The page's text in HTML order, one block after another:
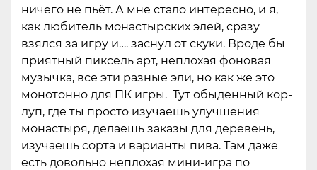
ничего не пьёт. А мне стало интересно, и я,
как любитель монастырских элей, сразу
взялся за игру и…. заснул от скуки. Вроде бы
приятный пиксель арт, неплохая фоновая
музычка, все эти разные эли, но как же это
монотонно для ПК игры. Тут обыденный кор-
луп, где ты просто изучаешь улучшения
монастыря, делаешь заказы для деревень,
изучаешь сорта и варианты пива. Там даже
есть довольно неплохая мини-игра по